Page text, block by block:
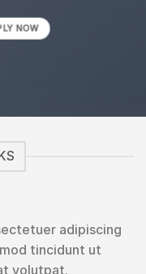
NOW
adipiscing
tincidunt ut
volutpat.